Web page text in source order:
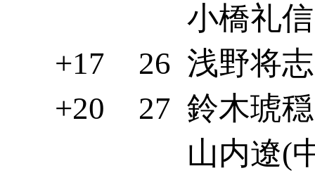
小橋礼
+17
26 浅野将
+20
27 鈴木琥
山内遼(